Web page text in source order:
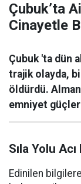
Çubuk’ta
Cinayetle
Çubuk 'ta dün
trajik olayda,
öldürdü.
emniyet
Sıla Yolu
Edinilen